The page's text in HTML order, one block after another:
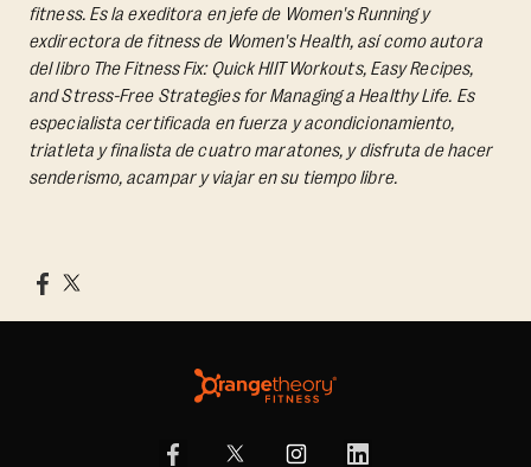
fitness. Es la exeditora en jefe de Women's Running y
exdirectora de fitness de Women's Health, así como autora
del libro The Fitness Fix: Quick HIIT Workouts, Easy Recipes,
and Stress-Free Strategies for Managing a Healthy Life. Es
especialista certificada en fuerza y acondicionamiento,
triatleta y finalista de cuatro maratones, y disfruta de hacer
senderismo, acampar y viajar en su tiempo libre.